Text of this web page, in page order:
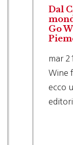
il…